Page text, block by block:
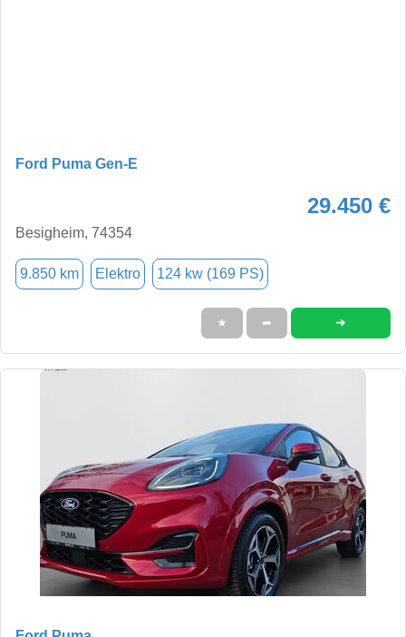
Ford Puma Gen-E
29.450 €
Besigheim, 74354
9.850 km Elektro 124 kw (169 PS)
★ ➦ ➜